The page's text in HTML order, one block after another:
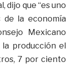
dijo que “es uno
de la economía
Mexicano
la producción el
7 por ciento